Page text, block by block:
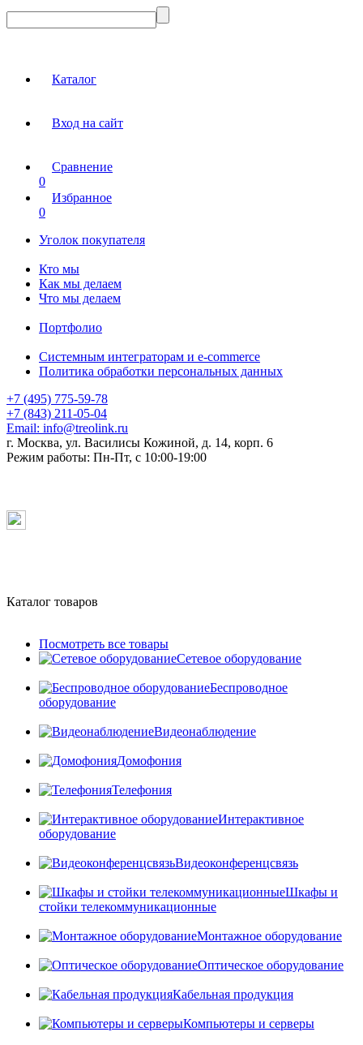
Каталог
Вход на сайт
Сравнение
0
Избранное
0
Уголок покупателя
Кто мы
Как мы делаем
Что мы делаем
Портфолио
Системным интеграторам и e-commerce
Политика обработки персональных данных
+7 (495) 775-59-78
+7 (843) 211-05-04
Email: info@treolink.ru
г. Москва, ул. Василисы Кожиной, д. 14, корп. 6
Режим работы: Пн-Пт, с 10:00-19:00
Каталог товаров
Посмотреть все товары
Сетевое оборудование
Беспроводное
оборудование
Видеонаблюдение
Домофония
Телефония
Интерактивное
оборудование
Видеоконференцсвязь
Шкафы и
стойки телекоммуникационные
Монтажное оборудование
Оптическое оборудование
Кабельная продукция
Компьютеры и серверы